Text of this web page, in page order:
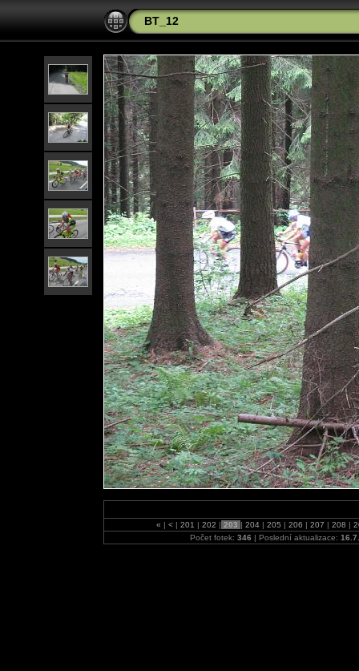
BT_12
« | < | 201 | 202 | 203 | 204 | 205 | 206 | 207 | 208 |
Počet fotek: 346 | Poslední aktualizace: